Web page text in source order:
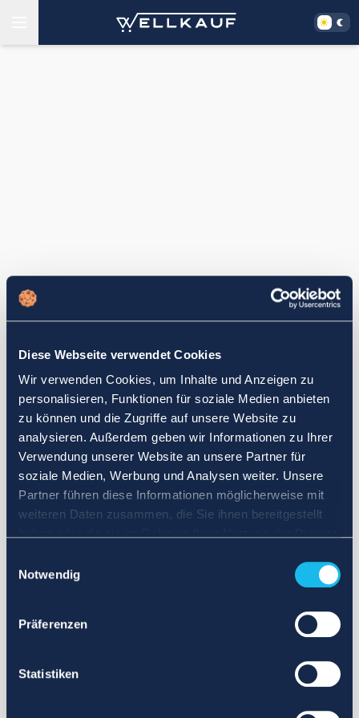
Diese Webseite verwendet Cookies
Wir verwenden Cookies, um Inhalte und Anzeigen zu
personalisieren, Funktionen für soziale Medien anbieten
zu können und die Zugriffe auf unsere Website zu
analysieren. Außerdem geben wir Informationen zu Ihrer
Verwendung unserer Website an unsere Partner für
soziale Medien, Werbung und Analysen weiter. Unsere
Partner führen diese Informationen möglicherweise mit
weiteren Daten zusammen, die Sie ihnen bereitgestellt
Notwendig
Präferenzen
Statistiken